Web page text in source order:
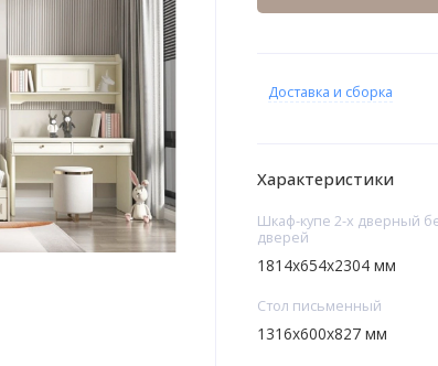
Доставка и сборка
Характеристики
Шкаф-купе 2-х дверный
дверей
1814х654х2304 мм
Стол письменный
1316х600х827 мм